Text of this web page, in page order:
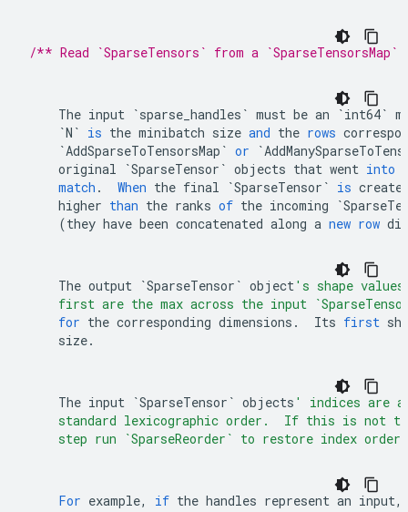
/** Read `SparseTensors` from a `SparseTensorsMap`
The input `sparse_handles` must be an `int64`
`N` is the minibatch size and the rows
`AddSparseToTensorsMap` or
original
`SparseTensor` objects that went into
match . When the final `SparseTensor` is
higher than the ranks of the incoming
(they have been concatenated along a new row
The output `SparseTensor` object's shape
first are the max across the input
for the corresponding dimensions . Its first
size.
The input `SparseTensor` objects ' indices are
standard lexicographic order.  If this is not
step run `SparseReorder` to restore index
For example, if the handles represent an input,